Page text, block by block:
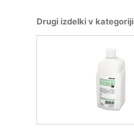
Drugi izdelki v kategoriji